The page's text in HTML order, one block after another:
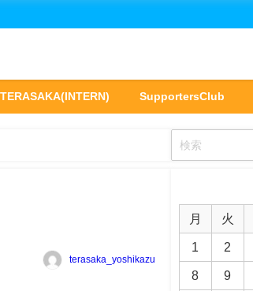
SupportersClub
terasaka_yoshikazu
月 火
1 2
8 9